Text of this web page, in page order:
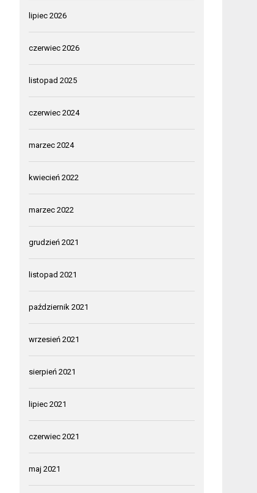
lipiec 2026
czerwiec 2026
listopad 2025
czerwiec 2024
marzec 2024
kwiecień 2022
marzec 2022
grudzień 2021
listopad 2021
październik 2021
wrzesień 2021
sierpień 2021
lipiec 2021
czerwiec 2021
maj 2021